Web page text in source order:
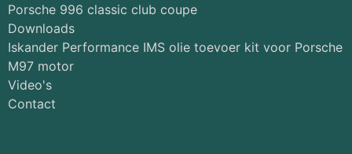
Porsche 996 classic club coupe
Downloads
Iskander Performance IMS olie toevoer kit voor Porsche
M97 motor
Video's
Contact